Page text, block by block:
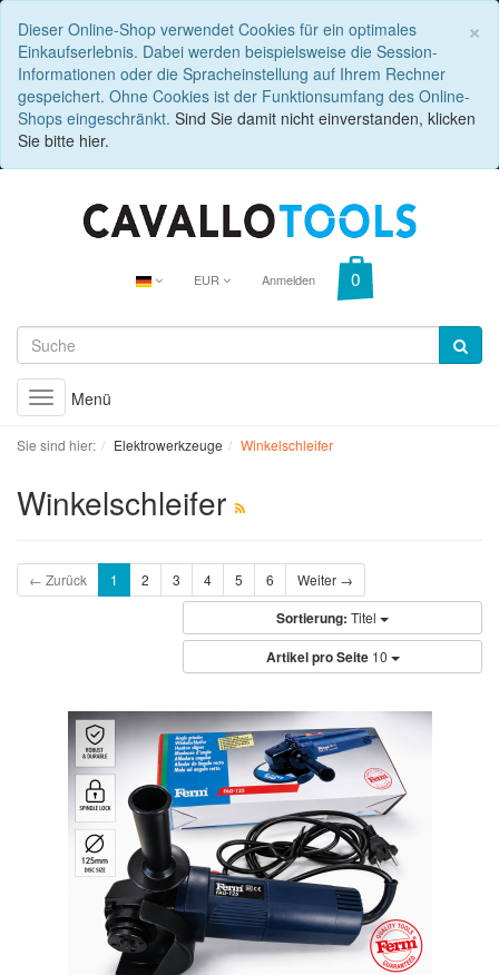
×
Dieser Online-Shop verwendet Cookies für ein optimales
Einkaufserlebnis. Dabei werden beispielsweise die Session-
Informationen oder die Spracheinstellung auf Ihrem Rechner
gespeichert. Ohne Cookies ist der Funktionsumfang des Online-
Shops eingeschränkt. Sind Sie damit nicht einverstanden, klicken
Sie bitte hier.
EUR Anmelden
Toggle
navigation
Menü
Sie sind hier: Elektrowerkzeuge Winkelschleifer
Winkelschleifer
← Zurück 1 2 3 4 5 6 Weiter →
Sortierung: Titel
Artikel pro Seite 10